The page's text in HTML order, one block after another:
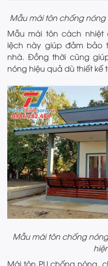
Mẫu mái tôn chống
Mẫu mái tôn cách
lệch này giúp đảm bảo
nhà. Đồng thời cũng
nóng hiệu quả dù thiết kế
Mẫu mái tôn chống
Mái tôn PU chống nóng,